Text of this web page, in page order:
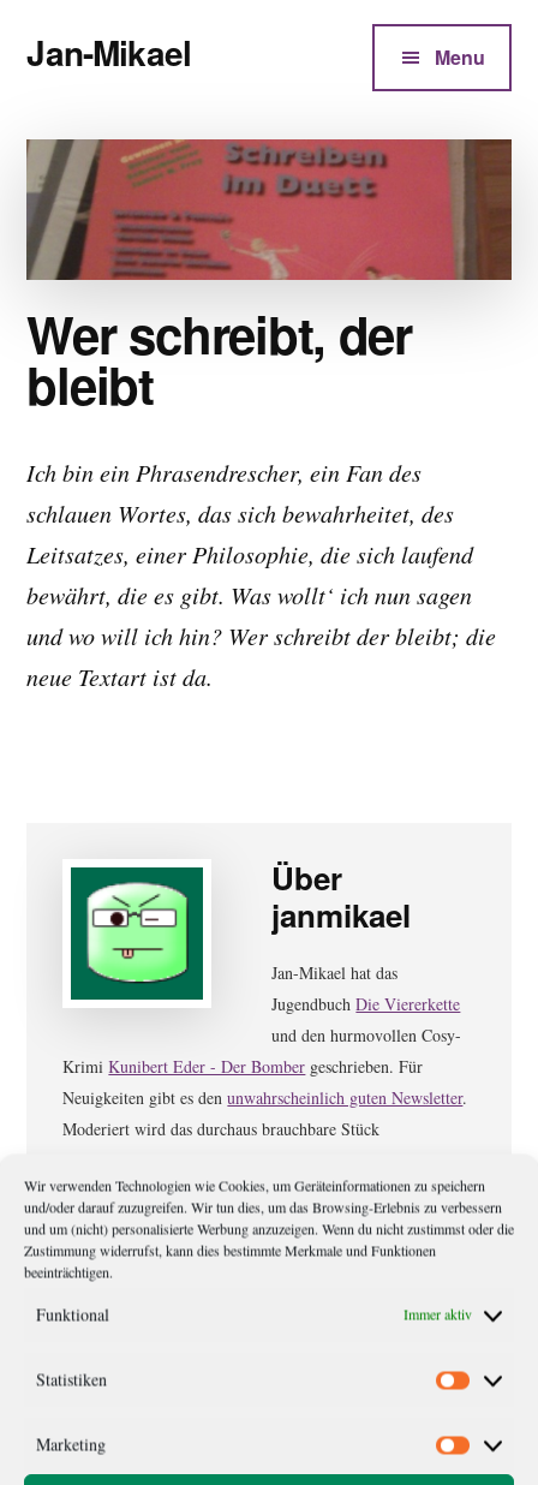
Wir verwenden Technologien wie Cookies, um Geräteinformationen zu speichern
und/oder darauf zuzugreifen. Wir tun dies, um das Browsing-Erlebnis zu verbessern
und um (nicht) personalisierte Werbung anzuzeigen. Wenn du nicht zustimmst oder die
Zustimmung widerrufst, kann dies bestimmte Merkmale und Funktionen
beeinträchtigen.
Funktional Immer aktiv
Statistiken
Marketing
Inhalt
springen
menu
Jan-Mikael
Kunibert
Eder
Menu
Wer schreibt, der
bleibt
Ich bin ein Phrasendrescher, ein Fan des
schlauen Wortes, das sich bewahrheitet, des
Leitsatzes, einer Philosophie, die sich laufend
bewährt, die es gibt. Was wollt‘ ich nun sagen
und wo will ich hin? Wer schreibt der bleibt; die
neue Textart ist da.
Über
janmikael
Jan-Mikael hat das
JugendbuchDie Viererkette
und den hurmovollen Cosy-
KrimiKunibert Eder - Der Bomber geschrieben. Für
Neuigkeiten gibt es denunwahrscheinlich guten Newsletter.
Moderiert wird das durchaus brauchbare Stück
Eder).
Leser-
Interaktionen
Schreibe einen Kommentar
sind mit*markiert
Kommentar